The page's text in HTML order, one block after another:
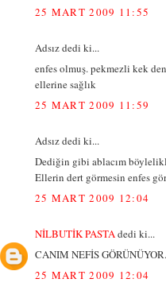
25 MART 2009 11:55
Adsız dedi ki...
enfes olmuş. pekmezli kek
ellerine sağlık
25 MART 2009 11:59
Adsız dedi ki...
Dediğin gibi ablacım
Ellerin dert görmesin enfes
25 MART 2009 12:04
NİLBUTİK PASTA dedi ki...
CANIM NEFİS
25 MART 2009 12:04